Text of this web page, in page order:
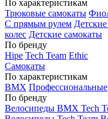
По характеристикам
Трюковые самокаты
С прямым рулем
колес Детские самокаты
По бренду
Hipe Tech Team Ethic
Самокаты
По характеристикам
BMX Профессиональные
По бренду
Велосипеды BMX Tech